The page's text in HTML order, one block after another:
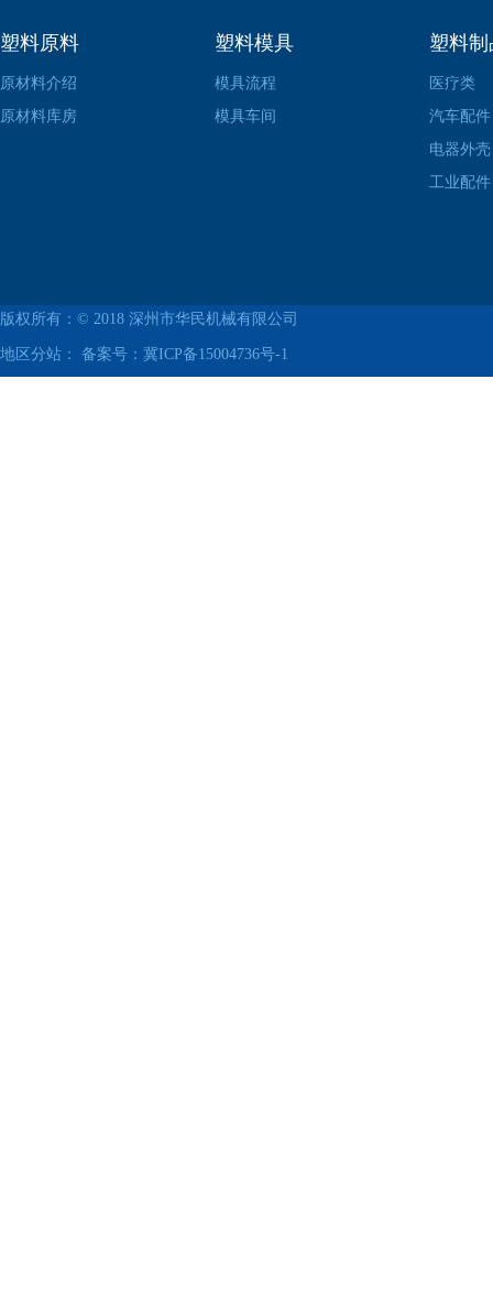
塑料原料
原材料介绍
原材料库房
塑料模具
模具流程
模具车间
塑料制
医疗类
汽车配件
电器外壳
工业配件
版权所有：© 2018 深州市华民机械有限公司
地区分站： 备案号： 冀ICP备15004736号-1